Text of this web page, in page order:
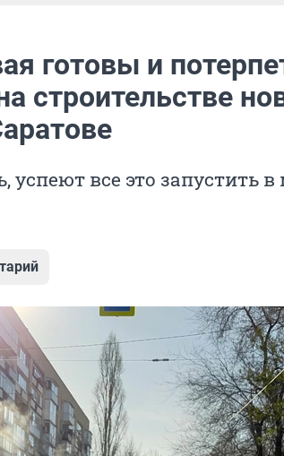
готовы и
строительстве
успеют все это запустить